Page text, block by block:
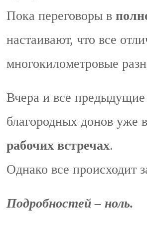
Пока переговоры в
настаивают, что все
многокилометровые
Вчера и все
благородных донов уже
рабочих встречах.
Однако все происходит
Подробностей – ноль.